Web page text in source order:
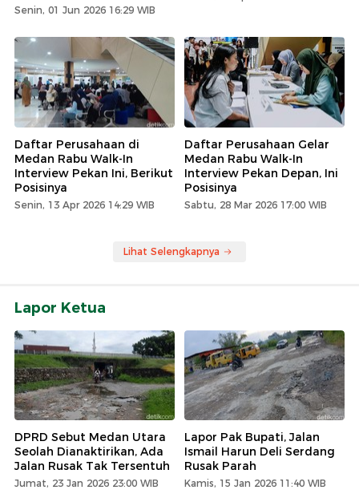
Senin, 01 Jun 2026 16:29 WIB
Daftar Perusahaan di
Medan Rabu Walk-In
Interview Pekan Ini, Berikut
Posisinya
Senin, 13 Apr 2026 14:29 WIB
Daftar Perusahaan Gelar
Medan Rabu Walk-In
Interview Pekan Depan, Ini
Posisinya
Sabtu, 28 Mar 2026 17:00 WIB
Lihat Selengkapnya
Lapor Ketua
DPRD Sebut Medan Utara
Seolah Dianaktirikan, Ada
Jalan Rusak Tak Tersentuh
Jumat, 23 Jan 2026 23:00 WIB
Lapor Pak Bupati, Jalan
Ismail Harun Deli Serdang
Rusak Parah
Kamis, 15 Jan 2026 11:40 WIB